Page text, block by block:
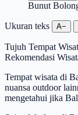
Bunut
Ukuran teks A−
Tujuh Tempat
Rekomendasi
Tempat wisata di
nuansa outdoor
mengetahui jika